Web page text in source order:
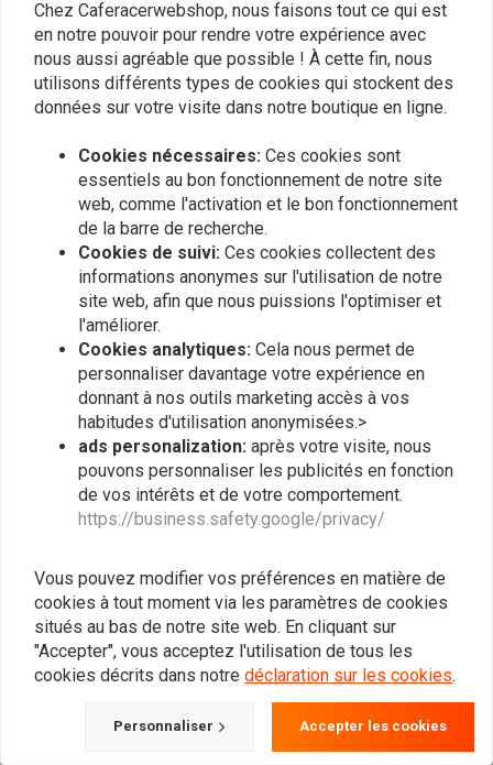
poussière
€37,84
€13,06
ALL BALLS
36X48X8 Kit joint d'axe
de fourche avant Set 55-
€19,83
ALL BALLS
Kit de joint d'huile de
fourche et de joint anti-
poussière Modèle 56-195
€43,41
ALL BALLS
Chez Caferacerwebshop, nous faisons tout ce qui est
en notre pouvoir pour rendre votre expérience avec
nous aussi agréable que possible ! À cette fin, nous
utilisons différents types de cookies qui stockent des
données sur votre visite dans notre boutique en ligne.
Cookies nécessaires: Ces cookies sont
essentiels au bon fonctionnement de notre site
web, comme l'activation et le bon fonctionnement
de la barre de recherche.
Cookies de suivi: Ces cookies collectent des
informations anonymes sur l'utilisation de notre
site web, afin que nous puissions l'optimiser et
l'améliorer.
Cookies analytiques: Cela nous permet de
personnaliser davantage votre expérience en
donnant à nos outils marketing accès à vos
habitudes d'utilisation anonymisées.>
ads personalization: après votre visite, nous
pouvons personnaliser les publicités en fonction
de vos intérêts et de votre comportement.
https://business.safety.google/privacy/
Vous pouvez modifier vos préférences en matière de
cookies à tout moment via les paramètres de cookies
situés au bas de notre site web. En cliquant sur
"Accepter", vous acceptez l'utilisation de tous les
cookies décrits dans notre déclaration sur les cookies.
Personnaliser Accepter les cookies